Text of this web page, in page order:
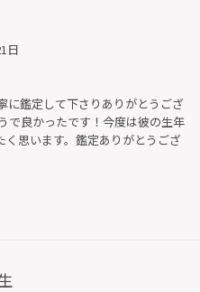
日
に鑑定して下さりありがとうござ
で良かったです！今度は彼の生年
く思います。鑑定ありがとうござ